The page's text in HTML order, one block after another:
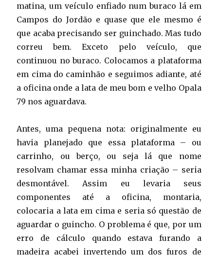
matina, um veículo enfiado num buraco lá em
Campos do Jordão e quase que ele mesmo é
que acaba precisando ser guinchado. Mas tudo
correu bem. Exceto pelo veículo, que
continuou no buraco. Colocamos a plataforma
em cima do caminhão e seguimos adiante, até
a oficina onde a lata de meu bom e velho Opala
79 nos aguardava.
Antes, uma pequena nota: originalmente eu
havia planejado que essa plataforma – ou
carrinho, ou berço, ou seja lá que nome
resolvam chamar essa minha criação – seria
desmontável. Assim eu levaria seus
componentes até a oficina, montaria,
colocaria a lata em cima e seria só questão de
aguardar o guincho. O problema é que, por um
erro de cálculo quando estava furando a
madeira acabei invertendo um dos furos de